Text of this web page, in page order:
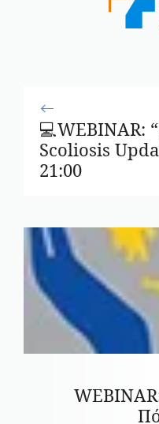
💻WEBINAR:
Scoliosis
21:00